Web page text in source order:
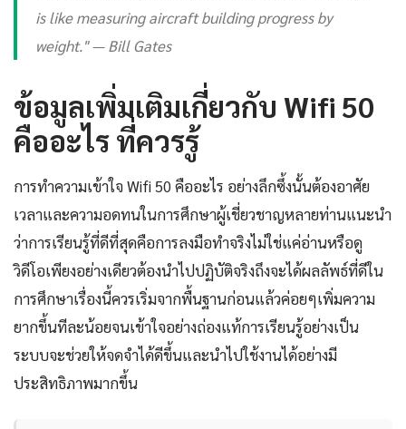
is like measuring aircraft building progress by
weight." — Bill Gates
ข้อมูลเพิ่มเติมเกี่ยวกับ Wifi 50
คืออะไร ที่ควรรู้
การทำความเข้าใจ Wifi 50 คืออะไร อย่างลึกซึ้งนั้นต้องอาศัย
เวลาและความอดทนในการศึกษาผู้เชี่ยวชาญหลายท่านแนะนำ
ว่าการเรียนรู้ที่ดีที่สุดคือการลงมือทำจริงไม่ใช่แค่อ่านหรือดู
วิดีโอเพียงอย่างเดียวต้องนำไปปฏิบัติจริงถึงจะได้ผลลัพธ์ที่ดีใน
การศึกษาเรื่องนี้ควรเริ่มจากพื้นฐานก่อนแล้วค่อยๆเพิ่มความ
ยากขึ้นทีละน้อยจนเข้าใจอย่างถ่องแท้การเรียนรู้อย่างเป็น
ระบบจะช่วยให้จดจำได้ดีขึ้นและนำไปใช้งานได้อย่างมี
ประสิทธิภาพมากขึ้น